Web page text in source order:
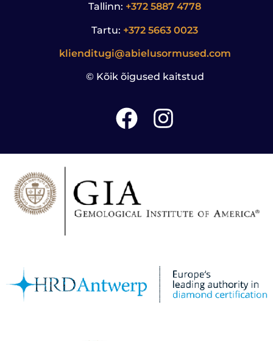
Tallinn: +372 5887 4778
Tartu: +372 5663 0023
klienditugi@abielusormused.com
© Kõik õigused kaitstud